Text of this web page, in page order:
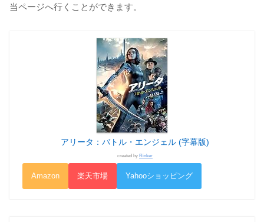
当ページへ行くことができます。
アリータ：バトル・エンジェル (字幕版)
created by Rinker
Amazon 楽天市場 Yahooショッピング